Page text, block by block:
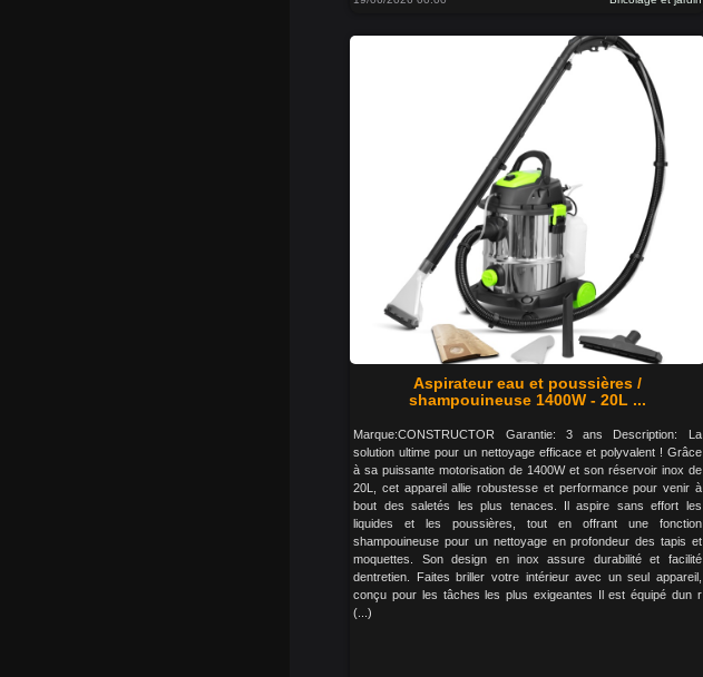
Aspirateur eau et poussières /
shampouineuse 1400W - 20L ...
Marque:CONSTRUCTOR Garantie: 3 ans Description: La
solution ultime pour un nettoyage efficace et polyvalent ! Grâce
à sa puissante motorisation de 1400W et son réservoir inox de
20L, cet appareil allie robustesse et performance pour venir à
bout des saletés les plus tenaces. Il aspire sans effort les
liquides et les poussières, tout en offrant une fonction
shampouineuse pour un nettoyage en profondeur des tapis et
moquettes. Son design en inox assure durabilité et facilité
dentretien. Faites briller votre intérieur avec un seul appareil,
conçu pour les tâches les plus exigeantes Il est équipé dun r
(...)